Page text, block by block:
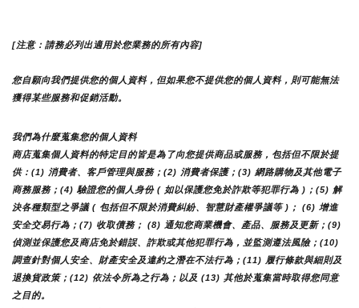
[注意：請務必列出適用於您業務的所有內容]
您自願向我們提供您的個人資料，但如果您不提供您的個人資料，則可能無法
獲得某些服務和促銷活動。
我們為什麼蒐集您的個人資料
商店蒐集個人資料的特定目的皆是為了向您提供商品或服務，包括但不限於提
供：(1) 消費者、客戶管理與服務；(2) 消費者保護；(3) 網路購物及其他電子
商務服務；(4) 驗證您的個人身份 ( 如以保護您免於詐欺等犯罪行為 )；(5) 解
決各種類型之爭議 ( 包括但不限於消費糾紛、智慧財產權爭議等 )； (6) 增進
安全交易行為；(7) 收取債務； (8) 通知您商業機會、產品、服務及更新；(9)
偵測並保護您及商店免於錯誤、詐欺或其他犯罪行為，並監測遵法風險；(10)
調查針對個人安全、財產安全及違約之潛在不法行為；(11) 履行條款與細則及
退換貨政策；(12) 依法令所為之行為；以及 (13) 其他於蒐集當時取得您同意
之目的。